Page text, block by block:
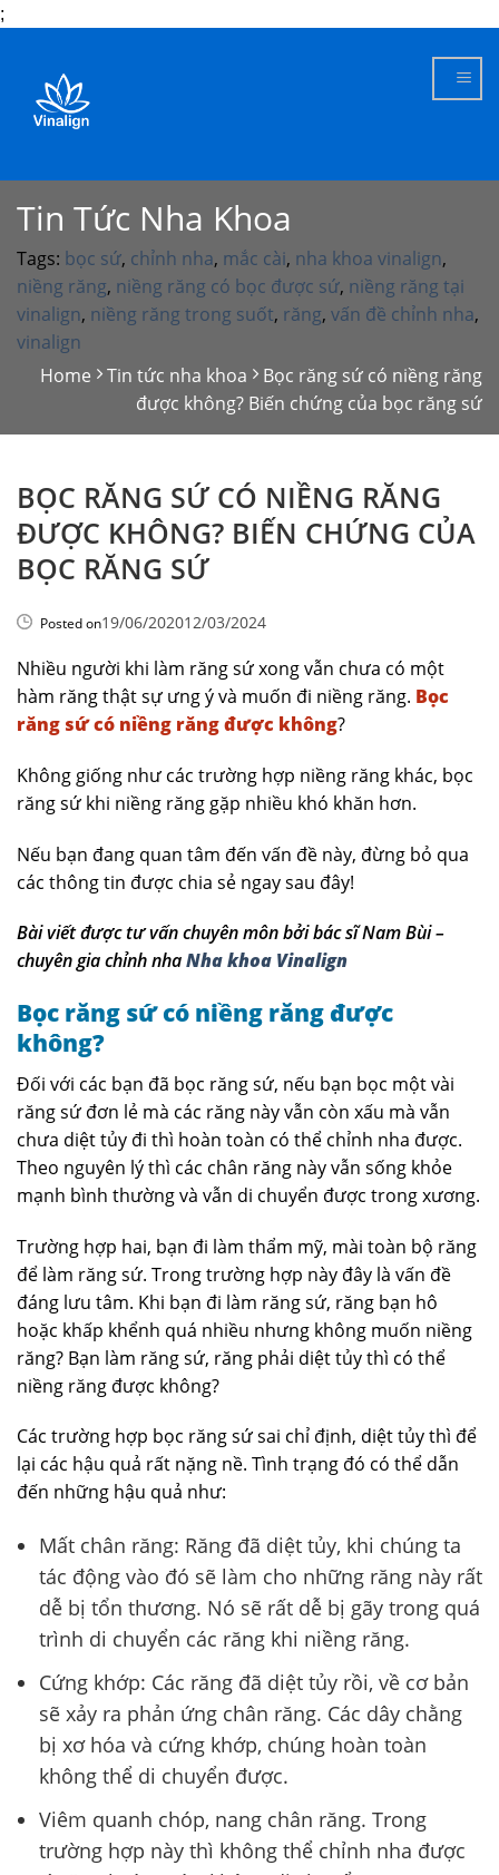
;
content
Tin Tức Nha Khoa
Tags: bọc sứ, chỉnh nha, mắc cài, nha khoa vinalign,
niềng răng, niềng răng có bọc được sứ, niềng răng tại
vinalign, niềng răng trong suốt, răng, vấn đề chỉnh nha,
vinalign
Home
Tin tức nha khoa
Bọc răng sứ có niềng răng
được không? Biến chứng của bọc răng sứ
BỌC RĂNG SỨ CÓ NIỀNG RĂNG
ĐƯỢC KHÔNG? BIẾN CHỨNG CỦA
BỌC RĂNG SỨ
Posted on19/06/202012/03/2024
Nhiều người khi làm răng sứ xong vẫn chưa có một
hàm răng thật sự ưng ý và muốn đi niềng răng. Bọc
răng sứ có niềng răng được không?
Không giống như các trường hợp niềng răng khác, bọc
răng sứ khi niềng răng gặp nhiều khó khăn hơn.
Nếu bạn đang quan tâm đến vấn đề này, đừng bỏ qua
các thông tin được chia sẻ ngay sau đây!
Bài viết được tư vấn chuyên môn bởi bác sĩ Nam Bùi –
chuyên gia chỉnh nhaNha khoa Vinalign
Bọc răng sứ có niềng răng được
không?
Đối với các bạn đã bọc răng sứ, nếu bạn bọc một vài
răng sứ đơn lẻ mà các răng này vẫn còn xấu mà vẫn
chưa diệt tủy đi thì hoàn toàn có thể chỉnh nha được.
Theo nguyên lý thì các chân răng này vẫn sống khỏe
mạnh bình thường và vẫn di chuyển được trong xương.
Trường hợp hai, bạn đi làm thẩm mỹ, mài toàn bộ răng
để làm răng sứ. Trong trường hợp này đây là vấn đề
đáng lưu tâm. Khi bạn đi làm răng sứ, răng bạn hô
hoặc khấp khểnh quá nhiều nhưng không muốn niềng
răng? Bạn làm răng sứ, răng phải diệt tủy thì có thể
niềng răng được không?
Các trường hợp bọc răng sứ sai chỉ định, diệt tủy thì để
lại các hậu quả rất nặng nề. Tình trạng đó có thể dẫn
đến những hậu quả như:
Mất chân răng: Răng đã diệt tủy, khi chúng ta
tác động vào đó sẽ làm cho những răng này rất
dễ bị tổn thương. Nó sẽ rất dễ bị gãy trong quá
trình di chuyển các răng khi niềng răng.
Cứng khớp: Các răng đã diệt tủy rồi, về cơ bản
sẽ xảy ra phản ứng chân răng. Các dây chằng
bị xơ hóa và cứng khớp, chúng hoàn toàn
không thể di chuyển được.
Viêm quanh chóp, nang chân răng. Trong
trường hợp này thì không thể chỉnh nha được